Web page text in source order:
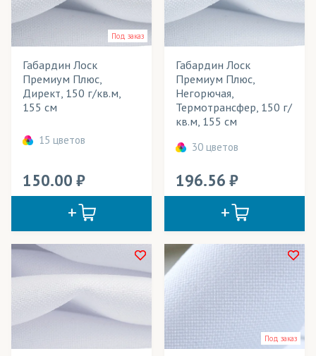
Jasper Paper(бумага)
Kaspar papir
(бумага)
Mimaki(чернила)
Sensient(чернила)
Айс Хоккей
Акваспан(ткани)
Амфибия(трикотаж)
Арена (трикотаж)
Арт Канва(ткани)
Атлас
(ткани)
Бархат(трикотаж)
Да
Весь товар
Розничная цена
Ширина рулона
Применение в изделиях
Тип товара
Cостав ткани
Цвет
Часто ищут
Под заказ
Габардин Лоск
Премиум Плюс,
Директ, 150 г/кв.м,
155 см
15 цветов
150.00
Габардин Лоск
Премиум Плюс,
Негорючая,
Термотрансфер, 150 г/
кв.м, 155 см
30 цветов
196.56
Под заказ